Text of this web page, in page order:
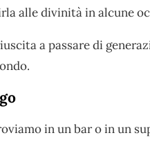
alle divinità in alcune
a passare di
in un bar o in un